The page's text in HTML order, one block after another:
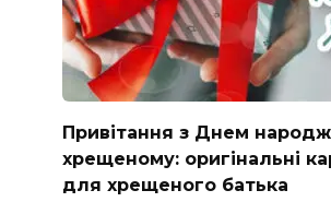
Привітання з Днем
хрещеному: оригінальні
для хрещеного батька